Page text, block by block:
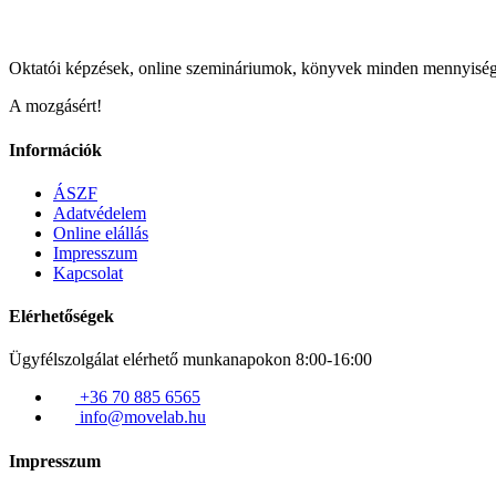
Oktatói képzések, online szemináriumok, könyvek minden
A mozgásért!
Információk
ÁSZF
Adatvédelem
Online elállás
Impresszum
Kapcsolat
Elérhetőségek
Ügyfélszolgálat elérhető munkanapokon 8:00-16:00
+36 70 885 6565
info@movelab.hu
Impresszum